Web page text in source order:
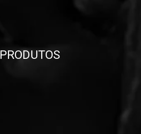
PRODUTOS